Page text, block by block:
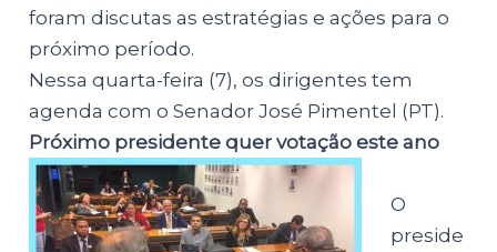
foram discutas as estratégias e ações para o
próximo período.
Nessa quarta-feira (7), os dirigentes tem
agenda com o Senador José Pimentel (PT).
Próximo presidente quer votação este ano
O
preside